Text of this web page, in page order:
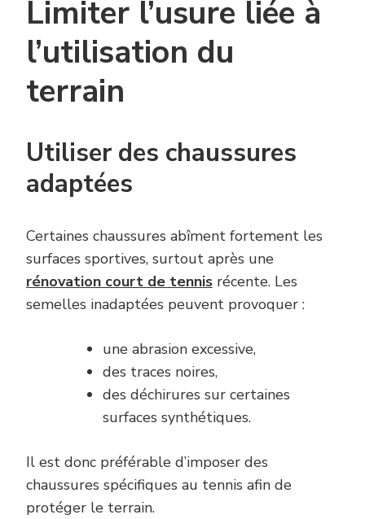
Limiter l’usure liée à
l’utilisation du
terrain
Utiliser des chaussures
adaptées
Certaines chaussures abîment fortement les
surfaces sportives, surtout après une
rénovation court de tennis récente. Les
semelles inadaptées peuvent provoquer :
une abrasion excessive,
des traces noires,
des déchirures sur certaines
surfaces synthétiques.
Il est donc préférable d’imposer des
chaussures spécifiques au tennis afin de
protéger le terrain.